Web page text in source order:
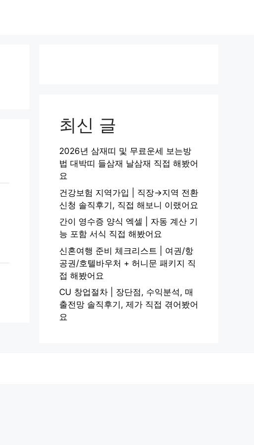
최신 글
2026년 삼재띠 및 무료운세 보는방
법 대박띠 들삼재 날삼재 직접 해봤어
요
건강보험 지역가입 | 직장→지역 전환
신청 솔직후기, 직접 해보니 이랬어요
간이 영수증 양식 엑셀 | 자동 계산 기
능 포함 서식 직접 해봤어요
신혼여행 준비 체크리스트 | 여권/항
공권/호텔바우처 + 허니문 패키지 직
접 해봤어요
CU 창업절차 | 장단점, 수익분석, 매
출전망 솔직후기, 제가 직접 겪어봤어
요